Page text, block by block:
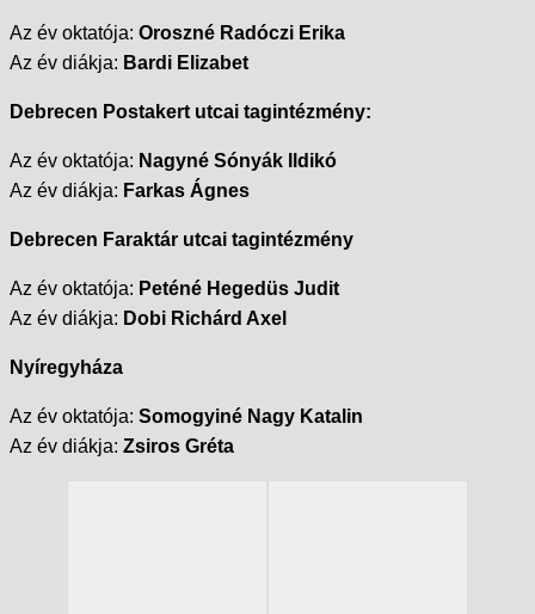
Az év oktatója: Oroszné Radóczi Erika
Az év diákja: Bardi Elizabet
Debrecen Postakert utcai tagintézmény:
Az év oktatója: Nagyné Sónyák Ildikó
Az év diákja: Farkas Ágnes
Debrecen Faraktár utcai tagintézmény
Az év oktatója: Peténé Hegedüs Judit
Az év diákja: Dobi Richárd Axel
Nyíregyháza
Az év oktatója: Somogyiné Nagy Katalin
Az év diákja: Zsiros Gréta